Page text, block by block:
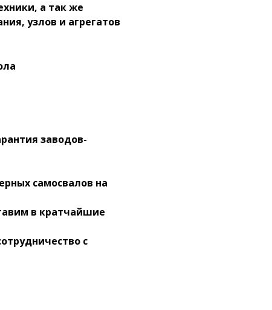
а так же
узлов и агрегатов
заводов-
самосвалов на
в кратчайшие
с